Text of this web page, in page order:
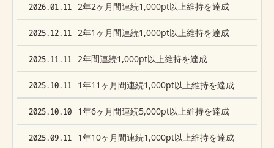
2026.01.11 2年2ヶ月間連続1,000pt以上維持を達成
2025.12.11 2年1ヶ月間連続1,000pt以上維持を達成
2025.11.11 2年間連続1,000pt以上維持を達成
2025.10.11 1年11ヶ月間連続1,000pt以上維持を達成
2025.10.10 1年6ヶ月間連続5,000pt以上維持を達成
2025.09.11 1年10ヶ月間連続1,000pt以上維持を達成